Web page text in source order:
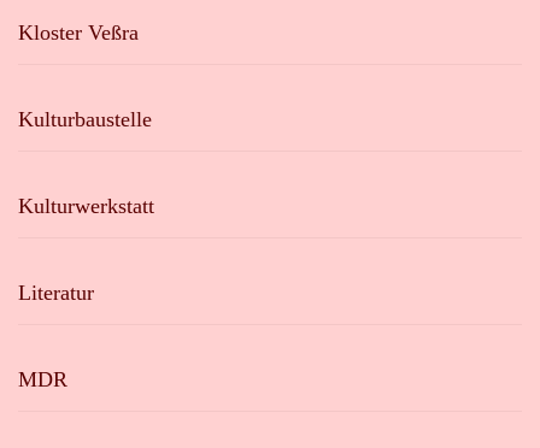
Kloster Veßra
Kulturbaustelle
Kulturwerkstatt
Literatur
MDR